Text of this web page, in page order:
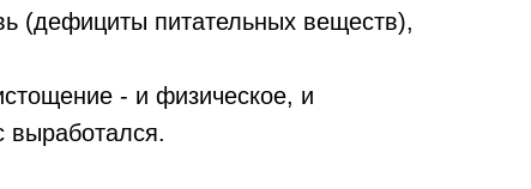
(дефициты питательных веществ),
- и физическое, и
выработался.